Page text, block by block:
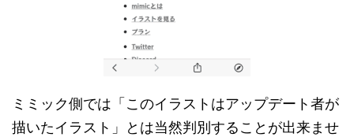
ミミック側では「このイラストはアップデート者が
描いたイラスト」とは当然判別することが出来ませ